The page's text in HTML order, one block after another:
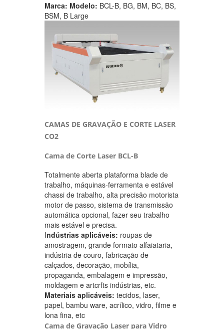
Marca: Modelo: BCL-B, BG, BM, BC, BS,
BSM, B Large
CAMAS DE GRAVAÇÃO E CORTE LASER
CO2
Cama de Corte Laser BCL-B
Totalmente aberta plataforma blade de
trabalho, máquinas-ferramenta e estável
chassi de trabalho, alta precisão motorista
motor de passo, sistema de transmissão
automática opcional, fazer seu trabalho
mais estável e precisa.
Indústrias aplicáveis: roupas de
amostragem, grande formato alfaiataria,
indústria de couro, fabricação de
calçados, decoração, mobília,
propaganda, embalagem e impressão,
moldagem e artcrfts indústrias, etc.
Materiais aplicáveis: tecidos, laser,
papel, bambu ware, acrílico, vidro, filme e
lona fina, etc
Cama de Gravação Laser para Vidro